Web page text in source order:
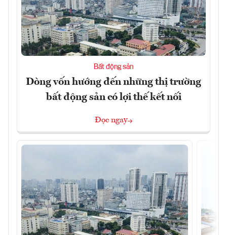
Bất động sản
Dòng vốn hướng đến những thị trường
bất động sản có lợi thế kết nối
Đọc ngay